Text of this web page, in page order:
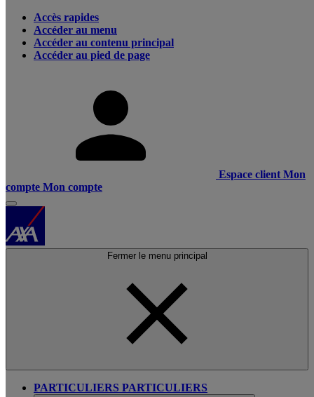
Accès rapides
Accéder au menu
Accéder au contenu principal
Accéder au pied de page
Espace client Mon
compte Mon compte
Fermer le menu principal
PARTICULIERS PARTICULIERS